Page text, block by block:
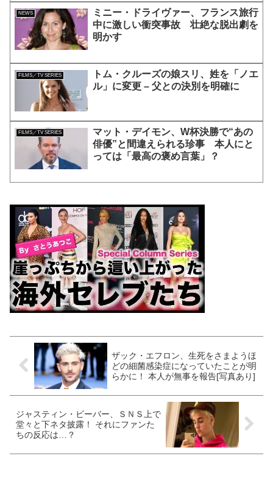
NEWS
ミニー・ドライヴァー、フランス旅行
中に激しい衝突事故 壮絶な脱出劇を
明かす
FILMS／TV SERIES
トム・クルーズの娘スリ、姓を「ノエ
ル」に変更 – 父との決別を明確に
FILMS／TV SERIES
マット・デイモン、W杯決勝で“あの
俳優”と間違えられる珍事 本人にと
っては「最高の褒め言葉」？
ザック・エフロン、生死をさまようほ
どの細菌感染症になっていたことが明
らかに！ 本人が無事を報告[写真あり]
ジャスティン・ビーバー、ＳＮＳ上で
堂々と下ネタ披露！ それにファンた
ちの反応は…？